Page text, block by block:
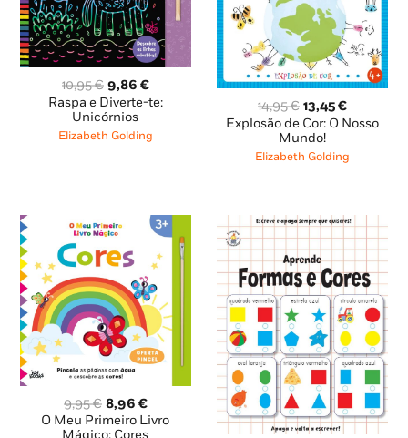
10,95€ O
preço
original
era:
9,86 €O
preço
é:
Raspa e Diverte-te:
Unicórnios
Elizabeth Golding
14,95€ O
preço
original
era:
13,45€O
preço
é:
Explosão de Cor: O Nosso
Mundo!
Elizabeth Golding
9,95€ O
preço
8,96 €O
preço
O Meu Primeiro Livro